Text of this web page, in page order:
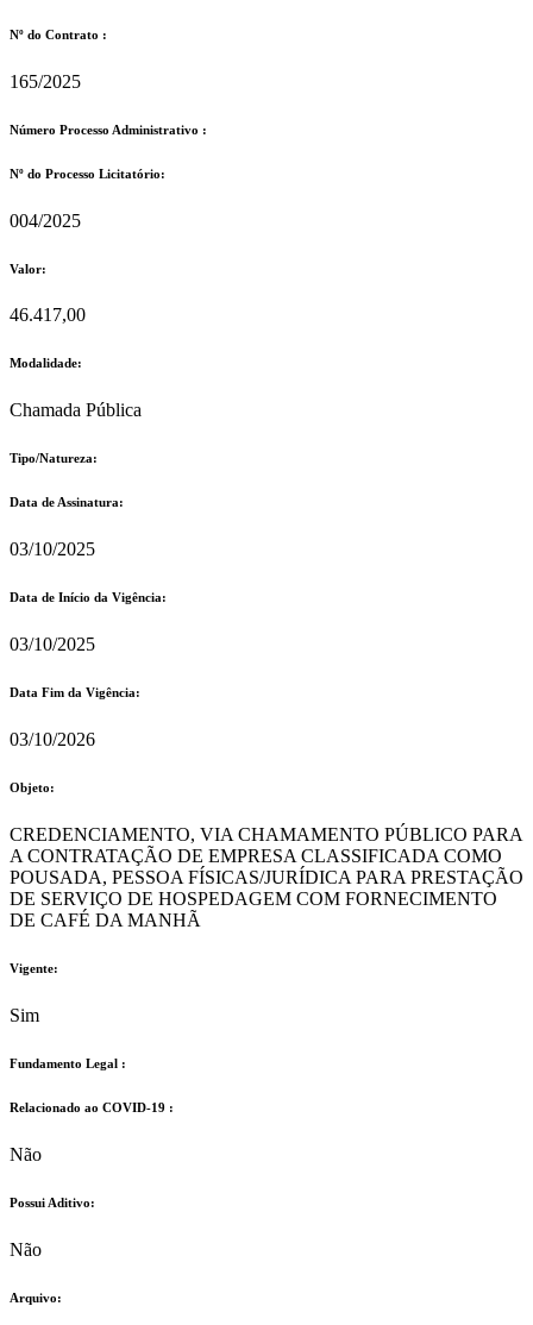
Nº do Contrato :
165/2025
Número Processo Administrativo :
Nº do Processo Licitatório:
004/2025
Valor:
46.417,00
Modalidade:
Chamada Pública
Tipo/Natureza:
Data de Assinatura:
03/10/2025
Data de Início da Vigência:
03/10/2025
Data Fim da Vigência:
03/10/2026
Objeto:
CREDENCIAMENTO, VIA CHAMAMENTO PÚBLICO PARA
A CONTRATAÇÃO DE EMPRESA CLASSIFICADA COMO
POUSADA, PESSOA FÍSICAS/JURÍDICA PARA PRESTAÇÃO
DE SERVIÇO DE HOSPEDAGEM COM FORNECIMENTO
DE CAFÉ DA MANHÃ
Vigente:
Sim
Fundamento Legal :​
Relacionado ao COVID-19 :​
Não
Possui Aditivo:​
Não
Arquivo: